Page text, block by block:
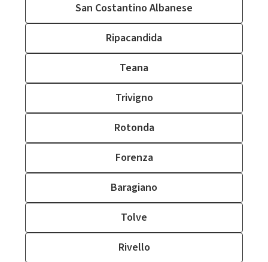
San Costantino Albanese
Ripacandida
Teana
Trivigno
Rotonda
Forenza
Baragiano
Tolve
Rivello